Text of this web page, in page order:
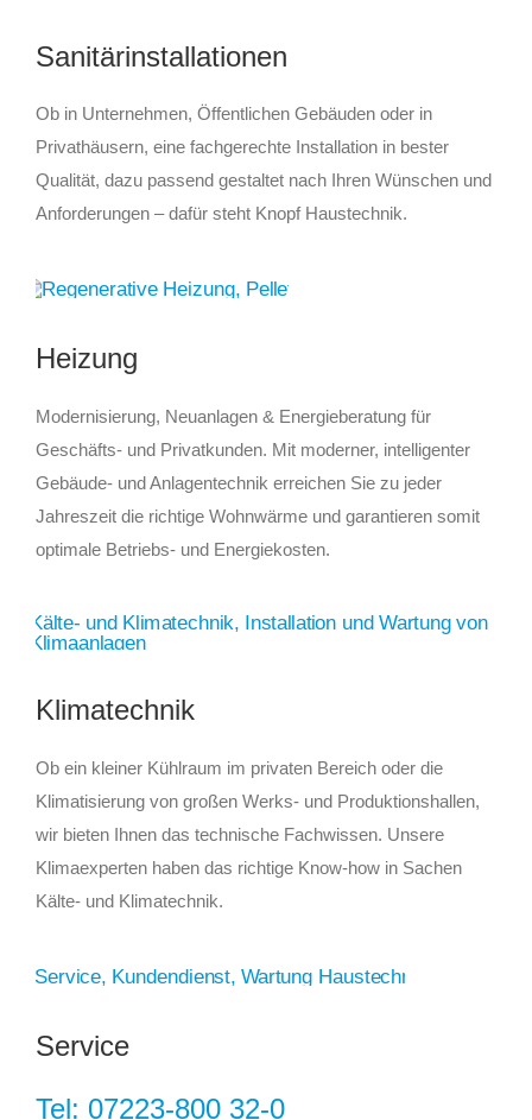
Sanitärinstallationen
Ob in Unternehmen, Öffentlichen Gebäuden oder in
Privathäusern, eine fachgerechte Installation in bester
Qualität, dazu passend gestaltet nach Ihren Wünschen und
Anforderungen – dafür steht Knopf Haustechnik.
Heizung
Modernisierung, Neuanlagen & Energieberatung für
Geschäfts- und Privatkunden. Mit moderner, intelligenter
Gebäude- und Anlagentechnik erreichen Sie zu jeder
Jahreszeit die richtige Wohnwärme und garantieren somit
optimale Betriebs- und Energiekosten.
Klimatechnik
Ob ein kleiner Kühlraum im privaten Bereich oder die
Klimatisierung von großen Werks- und Produktionshallen,
wir bieten Ihnen das technische Fachwissen. Unsere
Klimaexperten haben das richtige Know-how in Sachen
Kälte- und Klimatechnik.
Service
Tel: 07223-800 32-0